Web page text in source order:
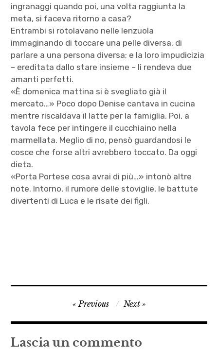
ingranaggi quando poi, una volta raggiunta la
meta, si faceva ritorno a casa?
Entrambi si rotolavano nelle lenzuola
immaginando di toccare una pelle diversa, di
parlare a una persona diversa; e la loro impudicizia
– ereditata dallo stare insieme – li rendeva due
amanti perfetti.
«È domenica mattina si è svegliato già il
mercato…» Poco dopo Denise cantava in cucina
mentre riscaldava il latte per la famiglia. Poi, a
tavola fece per intingere il cucchiaino nella
marmellata. Meglio di no, pensò guardandosi le
cosce che forse altri avrebbero toccato. Da oggi
dieta.
«Porta Portese cosa avrai di più…» intonò altre
note. Intorno, il rumore delle stoviglie, le battute
divertenti di Luca e le risate dei figli.
Julio
Navigazione
articoli
Previous Next
Lascia un commento